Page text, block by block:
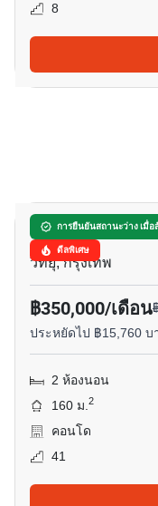
8
การยืนยันสถานะว่าง เมื่
ดีลพิเศษ
วัน เอทตี้ไนน์ ไว
วิทยุ, กรุงเทพ
฿350,000/เดือน
ประหยัดไป ฿15,760 บ
2 ห้องนอน
160 ม.2
คอนโด
41